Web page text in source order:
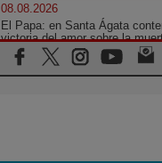
08.08.2026
El Papa: en Santa Ágata
victoria del amor sobre la
08.08.2026
León XIV visitará el Santuario